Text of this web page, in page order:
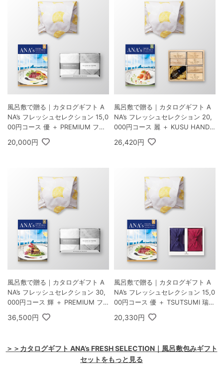
風呂敷で贈る｜カタログギフト A
NA’s フレッシュセレクション 15,0
00円コース 優 ＋ PREMIUM フェ
イスタオル2枚
20,000円
風呂敷で贈る｜カタログギフト A
NA’s フレッシュセレクション 20,
000円コース 麗 ＋ KUSU HANDM
ADE エコブロック18個オイル付
き 桐箱
26,420円
風呂敷で贈る｜カタログギフト A
NA’s フレッシュセレクション 30,
000円コース 輝 ＋ PREMIUM フ
ェイスタオル2枚
36,500円
風呂敷で贈る｜カタログギフト A
NA’s フレッシュセレクション 15,0
00円コース 優 ＋ TSUTSUMI 瑞穂
20,330円
＞＞カタログギフト ANA’s FRESH SELECTION｜風呂敷包みギフト
セットをもっと見る